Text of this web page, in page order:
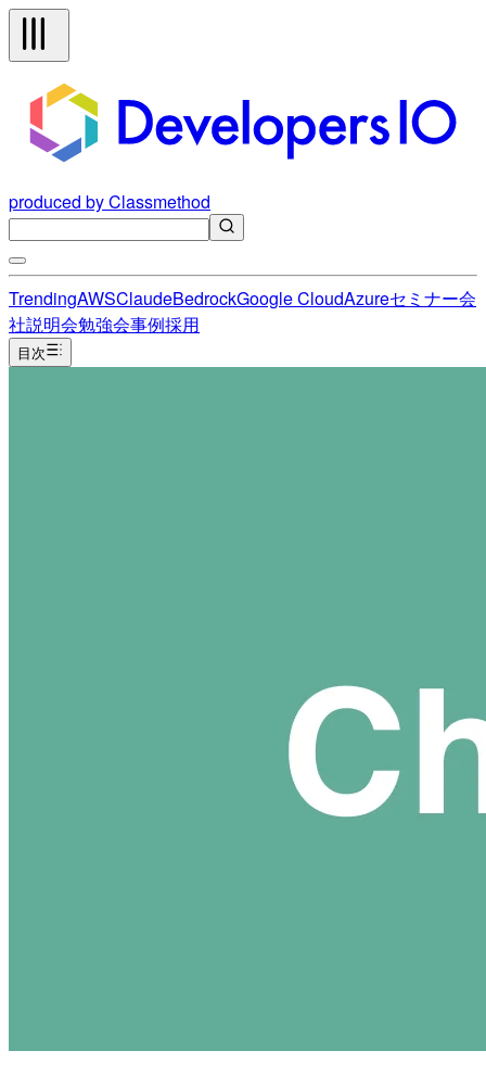
produced by Classmethod
TrendingAWSClaudeBedrockGoogle CloudAzureセミナー会
社説明会勉強会事例採用
目次